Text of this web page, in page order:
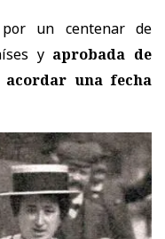
un centenar de
y aprobada de
una fecha